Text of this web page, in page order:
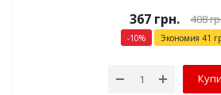
367грн. 408
-10% Экономия 41